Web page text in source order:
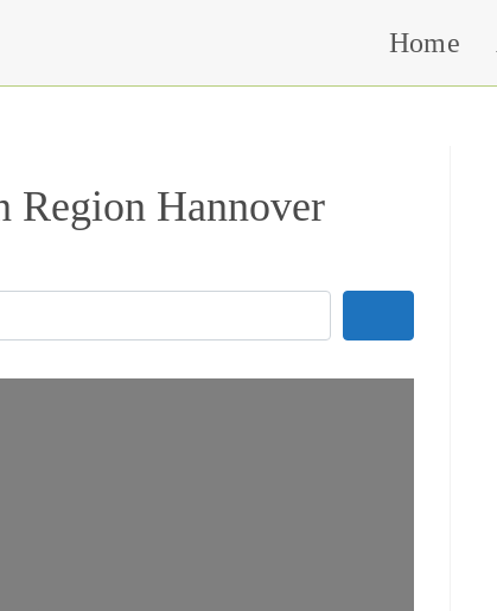
Home
Region Hannover